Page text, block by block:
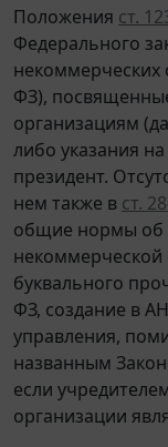
Положения ст.
Федерального
некоммерческих
ФЗ),
организациям
либо указания
президент.
нем также в ст.
общие нормы об
некоммерческой
буквального
ФЗ, создание в
управления,
названным
если
организации